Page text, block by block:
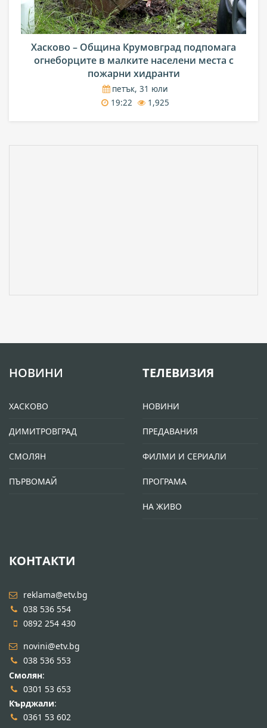
Хасково – Община Крумовград подпомага
огнеборците в малките населени места с
пожарни хидранти
петък, 31 юли
19:22
1,925
НОВИНИ
ХАСКОВО
ДИМИТРОВГРАД
СМОЛЯН
ПЪРВОМАЙ
ТЕЛЕВИЗИЯ
НОВИНИ
ПРЕДАВАНИЯ
ФИЛМИ И СЕРИАЛИ
ПРОГРАМА
НА ЖИВО
КОНТАКТИ
reklama@etv.bg
038 536 554
0892 254 430
novini@etv.bg
038 536 553
Смолян:
0301 53 653
Кърджали:
0361 53 602